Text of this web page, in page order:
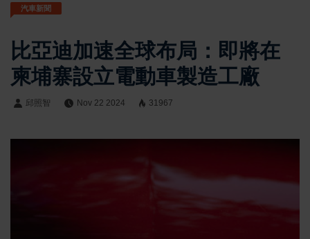
汽車新聞
比亞迪加速全球布局：即將在
柬埔寨設立電動車製造工廠
邱照智 Nov 22 2024 31967